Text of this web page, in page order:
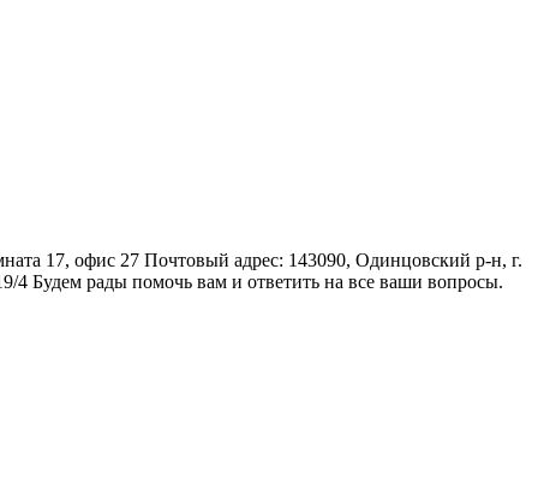
17, офис 27 Почтовый адрес: 143090, Одинцовский р-н, г.
4 Будем рады помочь вам и ответить на все ваши вопросы.